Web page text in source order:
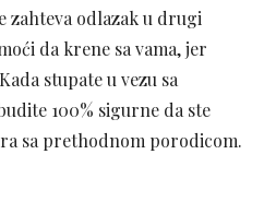
zahteva odlazak u drugi
da krene sa vama, jer
stupate u vezu sa
100% sigurne da ste
sa prethodnom porodicom.